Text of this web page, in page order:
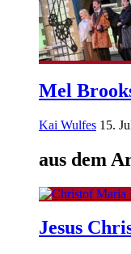
Mel
Kai Wulfes 15.
aus dem
Jesus